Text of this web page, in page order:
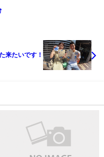
来たいです！